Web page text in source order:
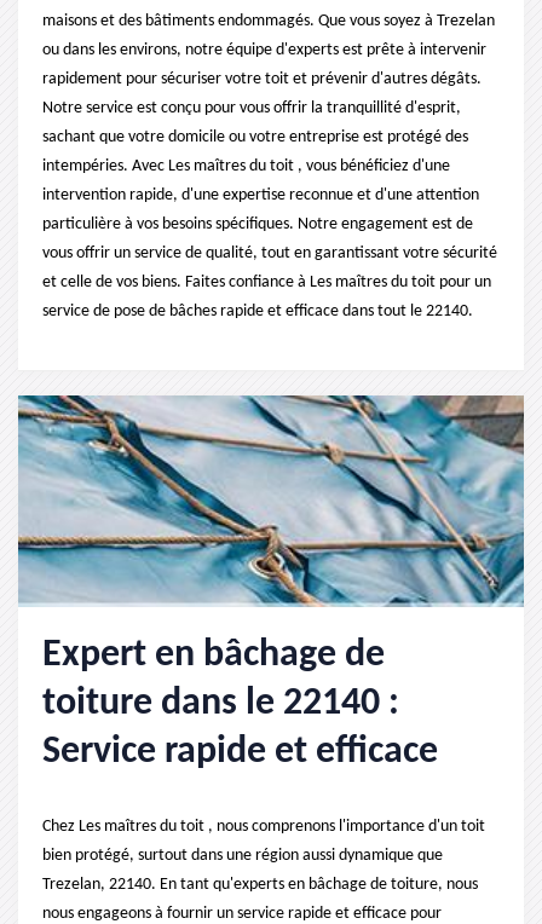
maisons et des bâtiments endommagés. Que vous soyez à Trezelan
ou dans les environs, notre équipe d'experts est prête à intervenir
rapidement pour sécuriser votre toit et prévenir d'autres dégâts.
Notre service est conçu pour vous offrir la tranquillité d'esprit,
sachant que votre domicile ou votre entreprise est protégé des
intempéries. Avec Les maîtres du toit , vous bénéficiez d'une
intervention rapide, d'une expertise reconnue et d'une attention
particulière à vos besoins spécifiques. Notre engagement est de
vous offrir un service de qualité, tout en garantissant votre sécurité
et celle de vos biens. Faites confiance à Les maîtres du toit pour un
service de pose de bâches rapide et efficace dans tout le 22140.
Expert en bâchage de
toiture dans le 22140 :
Service rapide et efficace
Chez Les maîtres du toit , nous comprenons l'importance d'un toit
bien protégé, surtout dans une région aussi dynamique que
Trezelan, 22140. En tant qu'experts en bâchage de toiture, nous
nous engageons à fournir un service rapide et efficace pour